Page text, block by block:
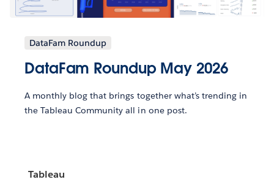
DataFam Roundup
DataFam Roundup May 2026
A monthly blog that brings together what’s trending in
the Tableau Community all in one post.
Tableau